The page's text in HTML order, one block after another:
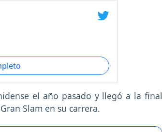
el año pasado y llegó a la final
Slam en su carrera.